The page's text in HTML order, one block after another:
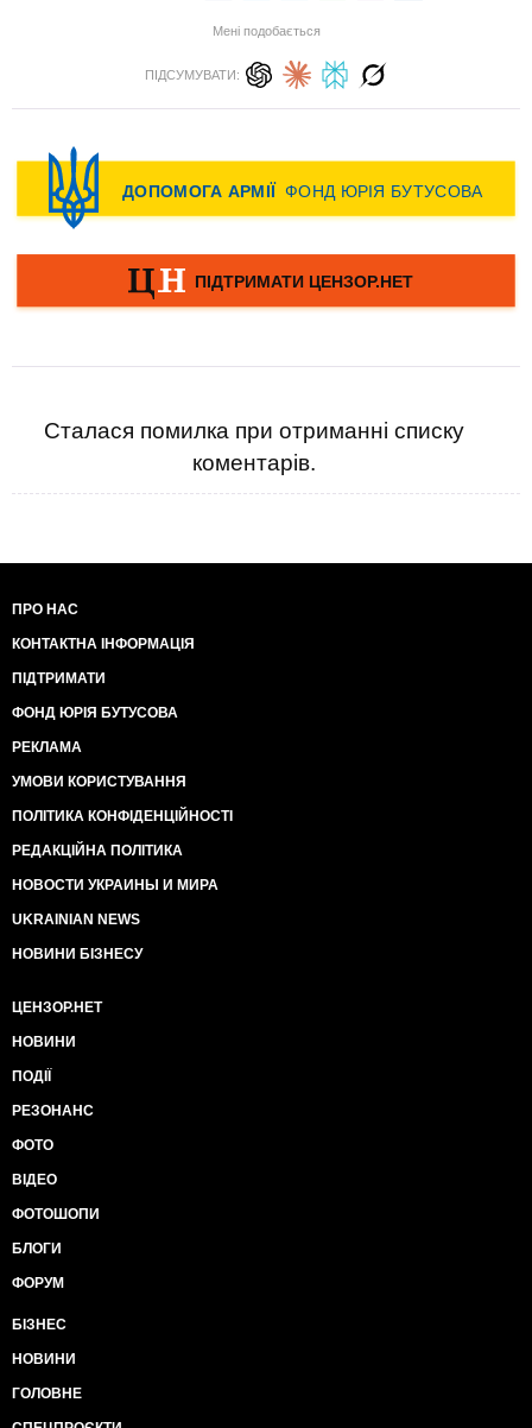
Мені подобається
ПІДСУМУВАТИ:
Сталася помилка при отриманні списку
коментарів.
ПРО НАС
КОНТАКТНА ІНФОРМАЦІЯ
ПІДТРИМАТИ
ФОНД ЮРІЯ БУТУСОВА
РЕКЛАМА
УМОВИ КОРИСТУВАННЯ
ПОЛІТИКА КОНФІДЕНЦІЙНОСТІ
РЕДАКЦІЙНА ПОЛІТИКА
НОВОСТИ УКРАИНЫ И МИРА
UKRAINIAN NEWS
НОВИНИ БІЗНЕСУ
ЦЕНЗОР.НЕТ
НОВИНИ
ПОДІЇ
РЕЗОНАНС
ФОТО
ВІДЕО
ФОТОШОПИ
БЛОГИ
ФОРУМ
БІЗНЕС
НОВИНИ
ГОЛОВНЕ